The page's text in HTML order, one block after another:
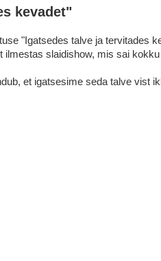
kevadet"
"Igatsedes talve ja tervitades
ilmestas slaidishow, mis sai
et igatsesime seda talve vist